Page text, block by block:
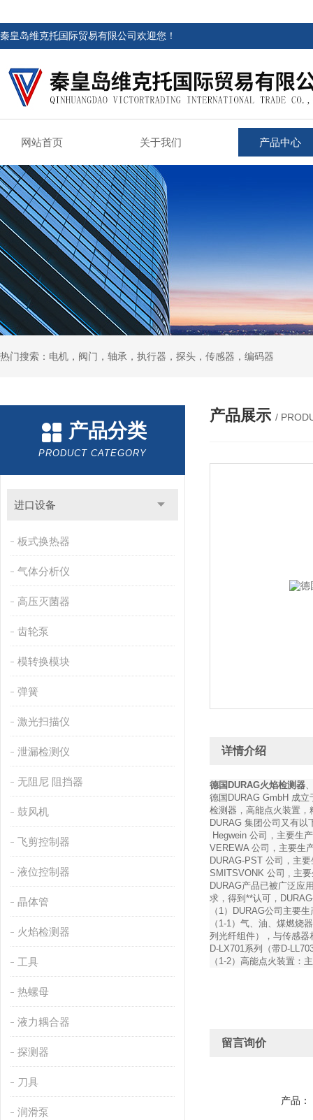
秦皇岛维克托国际贸易有限公司欢迎您！
网站首页 关于我们 产品中心
热门搜索：电机，阀门，轴承，执行器，探头，传感器，编码器
产品分类
PRODUCT CATEGORY
进口设备
板式换热器
气体分析仪
高压灭菌器
齿轮泵
模转换模块
弹簧
激光扫描仪
泄漏检测仪
无阻尼 阻挡器
鼓风机
飞剪控制器
液位控制器
晶体管
火焰检测器
工具
热螺母
液力耦合器
探测器
刀具
润滑泵
产品展示 /
详情介绍
德国DURAG火焰检测器
德国DURAG GmbH 成
检测器，高能点火装置
DURAG 集团公司又有
Hegwein 公司，主要生
VEREWA 公司，主要生
DURAG-PST 公司，主
SMITSVONK 公司 , 主
DURAG产品已被广泛应
求，得到**认可，
（1）DURAG公司主要生
（1-1）气、油、煤燃烧
列光纤组件），与传感
D-LX701系列（带D-
（1-2）高能点火装置：
留言询价
产品：